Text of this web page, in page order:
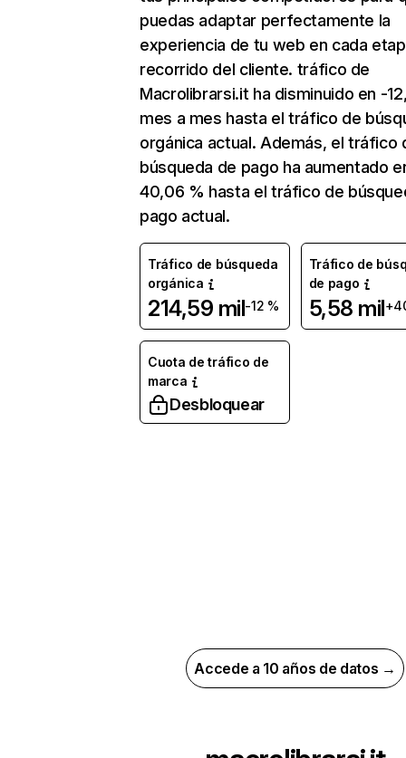
puedas adaptar perfectamente la
experiencia de tu web en cada
recorrido del cliente. tráfico de
Macrolibrarsi.it ha disminuido en -
mes a mes hasta el tráfico de
orgánica actual. Además, el tráfico
búsqueda de pago ha aumentado
40,06 % hasta el tráfico de
pago actual.
Tráfico de búsqueda
orgánica
214,59 mil-12 %
Tráfico de
de pago
5,58 mil
Cuota de tráfico de
marca
Desbloquear
Accede a 10 años de datos →